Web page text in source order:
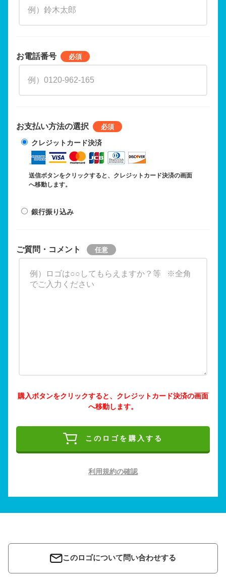
お電話番号
お支払い方法の選択
クレジットカード決済
送信ボタンをクリックすると、クレジットカード決済の画面
へ移動します。
銀行振り込み
ご質問・コメント
購入ボタンをクリックすると、クレジットカード決済の画面
へ移動します。
このロゴを購入する
利用規約の確認
このロゴについて問い合わせする